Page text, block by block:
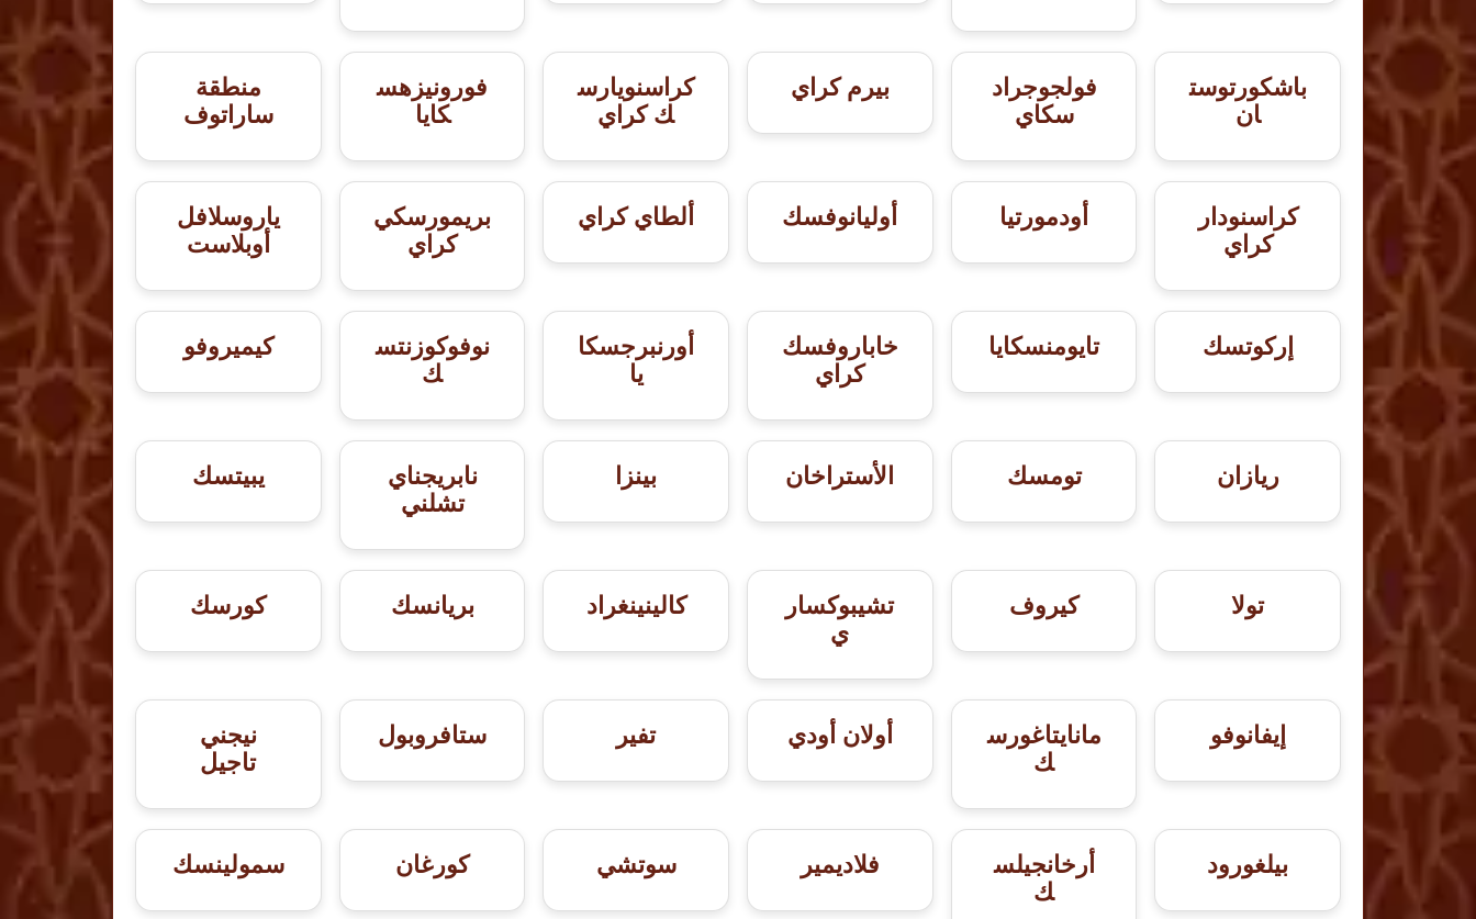
باشكورتوست
ان
فولجوجراد
سكاي
بيرم كراي
كراسنويارس
ك كراي
فورونيزهس
كايا
منطقة
ساراتوف
كراسنودار
كراي
أودمورتيا أوليانوفسك ألطاي كراي
بريمورسكي
كراي
ياروسلافل
أوبلاست
إركوتسك تايومنسكايا
خاباروفسك
كراي
أورنبرجسكا
يا
نوفوكوزنتس
ك
كيميروفو
ريازان تومسك الأستراخان بينزا
نابريجناي
تشلني
يبيتسك
تولا كيروف
تشيبوكسار
ي
كالينينغراد بريانسك كورسك
إيفانوفو
مانايتاغورس
ك
أولان أودي تفير ستافروبول
نيجني
تاجيل
بيلغورود
أرخانجيلس
ك
فلاديمير سوتشي كورغان سمولينسك